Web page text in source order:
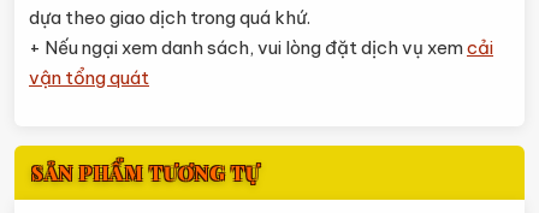
dựa theo giao dịch trong quá khứ.
+ Nếu ngại xem danh sách, vui lòng đặt dịch vụ xemcải
vận tổng quát
SẢN PHẨM TƯƠNG TỰ